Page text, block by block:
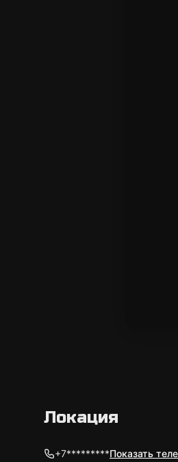
Локация
+7*********Показать